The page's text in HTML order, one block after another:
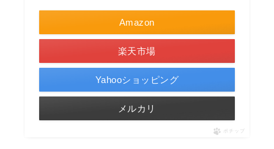
Amazon
楽天市場
Yahooショッピング
メルカリ
ポチップ